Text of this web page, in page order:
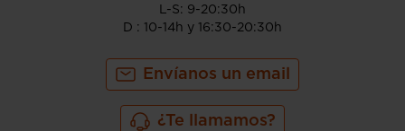
L-S: 9-20:30h
D : 10-14h y 16:30-20:30h
Envíanos un email
¿Te llamamos?